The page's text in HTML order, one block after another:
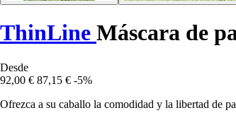
ThinLine Máscara de
Desde
92,00 € 87,15 € -5%
Ofrezca a su caballo la comodidad y la libertad de